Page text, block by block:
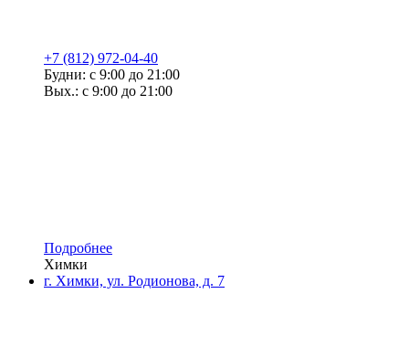
+7 (812) 972-04-40
Будни: с 9:00 до 21:00
Вых.: с 9:00 до 21:00
Подробнее
Химки
г. Химки, ул. Родионова, д. 7